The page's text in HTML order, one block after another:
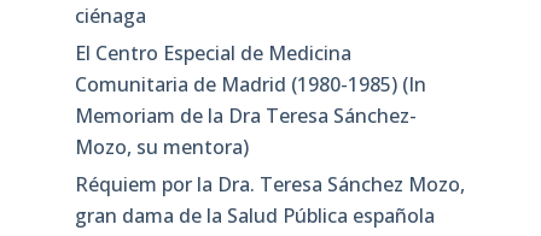
ciénaga
El Centro Especial de Medicina
Comunitaria de Madrid (1980-1985) (In
Memoriam de la Dra Teresa Sánchez-
Mozo, su mentora)
Réquiem por la Dra. Teresa Sánchez Mozo,
gran dama de la Salud Pública española